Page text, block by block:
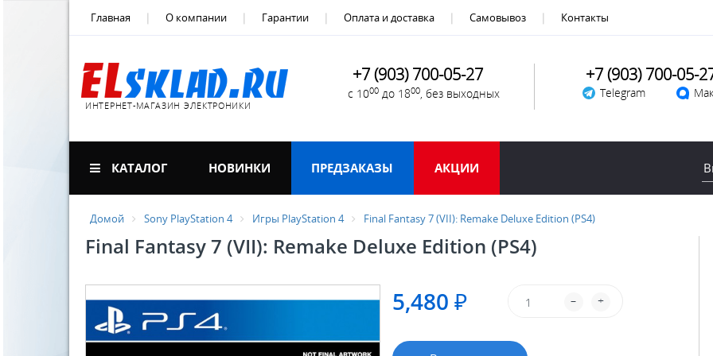
Главная О компании Гарантии Оплата и доставка Самовывоз Контакты
ИНТЕРНЕТ-МАГАЗИН ЭЛЕКТРОНИКИ
+7 (903) 700-05-27
с 1000 до 1800, без выходных
+7 (903) 700-05-
Telegram
КАТАЛОГ НОВИНКИ ПРЕДЗАКАЗЫ АКЦИИ
Домой Sony PlayStation 4 Игры PlayStation 4 Final Fantasy 7 (VII): Remake Deluxe Edition (PS4)
Final Fantasy 7 (VII): Remake Deluxe Edition (PS4)
5,480 ₽ +
–